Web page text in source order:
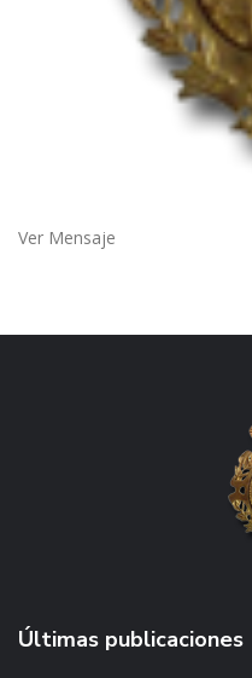
Ver Mensaje
Últimas publicaciones